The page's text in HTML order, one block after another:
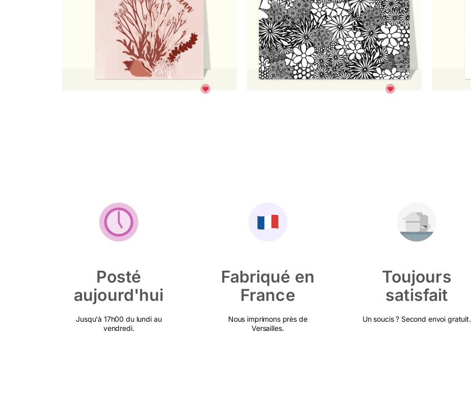
Posté
aujourd'hui
Jusqu'à 17h00 du lundi au
vendredi.
Fabriqué en
France
Nous imprimons près de
Versailles.
Toujours
satisfait
Un soucis ? Second envoi gratuit.